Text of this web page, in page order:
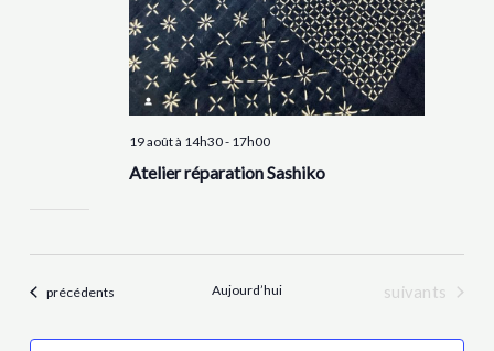
Atelier réparation Sashiko
19 août à 14h30- 17h00
Évènements
précédents Aujourd’hui Évènements
suivants